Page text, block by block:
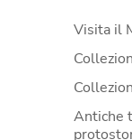
Visita il
Antiche